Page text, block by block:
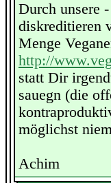
Durch unsere
diskreditieren
Menge
http://
statt Dir
sauegn (die
möglichst
Achim